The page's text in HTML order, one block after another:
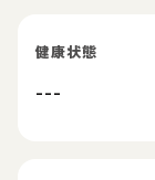
健康状態
---